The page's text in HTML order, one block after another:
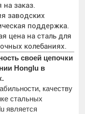
на заказ.
заводских
поддержка.
цена на сталь для
колебаниях.
своей цепочки
Honglu в
качеству
стальных
является